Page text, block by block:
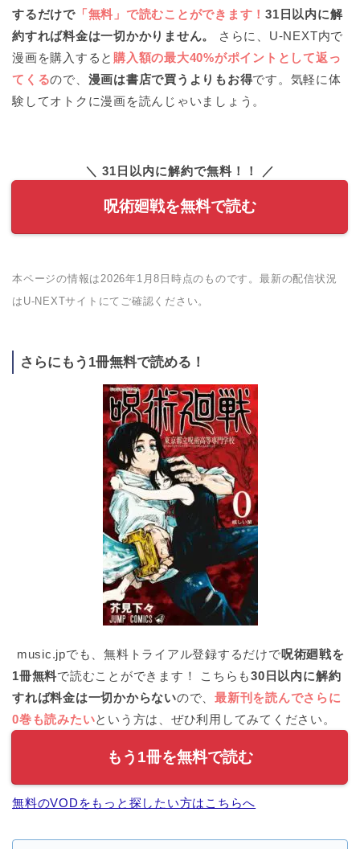
するだけで「無料」で読むことができます！31日以内に解
約すれば料金は一切かかりません。
さらに、U-NEXT内で
漫画を購入すると 購入額の最大40%がポイントとして返っ
てくるので、 漫画は書店で買うよりもお得です。気軽に体
験してオトクに漫画を読んじゃいましょう。
＼ 31日以内に解約で無料！！ ／
呪術廻戦を無料で読む
本ページの情報は2026年1月8日時点のものです。最新の配信状況
はU-NEXTサイトにてご確認ください。
さらにもう1冊無料で読める！
music.jpでも、無料トライアル登録するだけで呪術廻戦を
1冊無料で読むことができます！ こちらも30日以内に解約
すれば料金は一切かからないので、最新刊を読んでさらに
0巻も読みたいという方は、ぜひ利用してみてください。
もう1冊を無料で読む
無料のVODをもっと探したい方はこちらへ